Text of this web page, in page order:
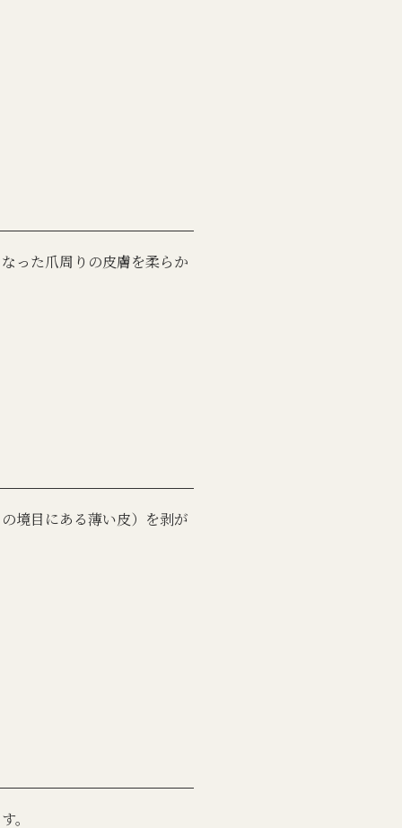
った爪周りの皮膚を柔らか
境目にある薄い皮）を剥が
。